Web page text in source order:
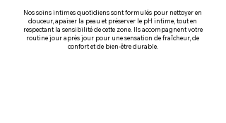
Nos soins intimes quotidiens sont formulés pour nettoyer en
douceur, apaiser la peau et préserver le pH intime, tout en
respectant la sensibilité de cette zone. Ils accompagnent votre
routine jour après jour pour une sensation de fraîcheur, de
confort et de bien-être durable.